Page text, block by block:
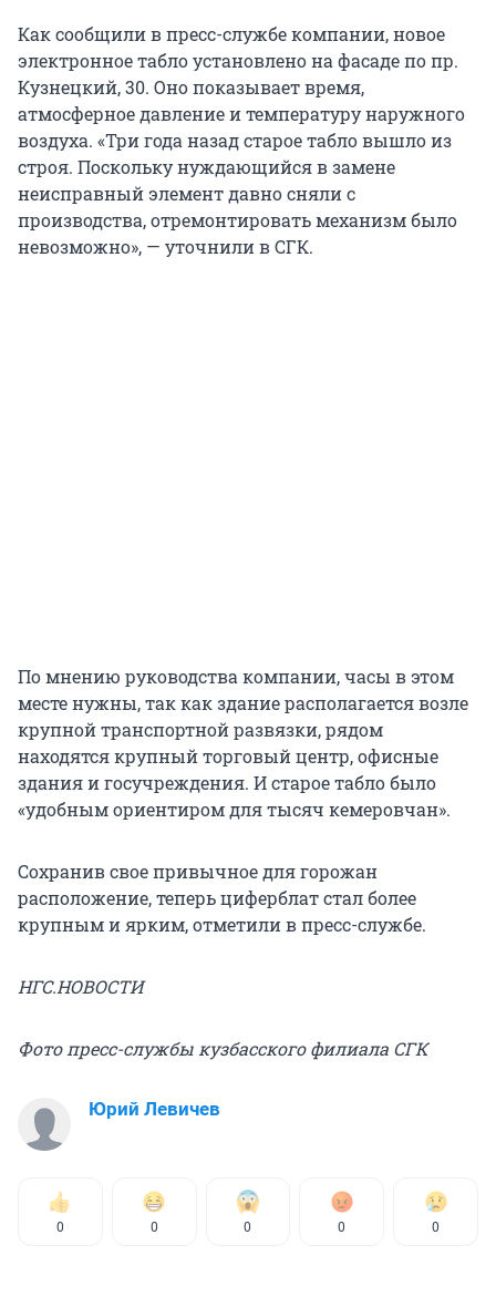
Как сообщили в пресс-службе компании, новое
электронное табло установлено на фасаде по пр.
Кузнецкий, 30. Оно показывает время,
атмосферное давление и температуру наружного
воздуха. «Три года назад старое табло вышло из
строя. Поскольку нуждающийся в замене
неисправный элемент давно сняли с
производства, отремонтировать механизм было
невозможно», — уточнили в СГК.
По мнению руководства компании, часы в этом
месте нужны, так как здание располагается возле
крупной транспортной развязки, рядом
находятся крупный торговый центр, офисные
здания и госучреждения. И старое табло было
«удобным ориентиром для тысяч кемеровчан».
Сохранив свое привычное для горожан
расположение, теперь циферблат стал более
крупным и ярким, отметили в пресс-службе.
НГС.НОВОСТИ
Фото пресс-службы кузбасского филиала СГК
Юрий Левичев
0 0 0 0 0